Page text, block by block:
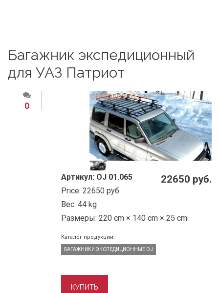
Багажник экспедиционный
для УАЗ Патриот
0
22650 руб.
Артикул: OJ 01.065
Price: 22650 руб.
Вес: 44 kg
Размеры: 220 cm × 140 cm × 25 cm
Каталог продукции:
БАГАЖНИКИ ЭКСПЕДИЦИОННЫЕ OJ